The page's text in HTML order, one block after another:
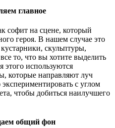
главное
софит на сцене, который
героя. В нашем случае это
скульптуры,
то, что вы хотите выделить
этого используются
которые направляют луч
с углом
чтобы добиться наилучшего
общий фон